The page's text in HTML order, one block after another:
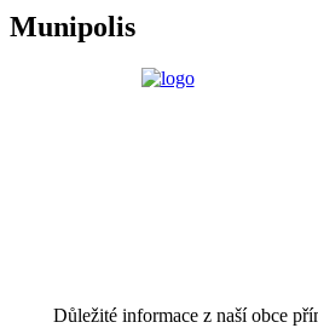
Munipolis
Důležité informace z naší obce